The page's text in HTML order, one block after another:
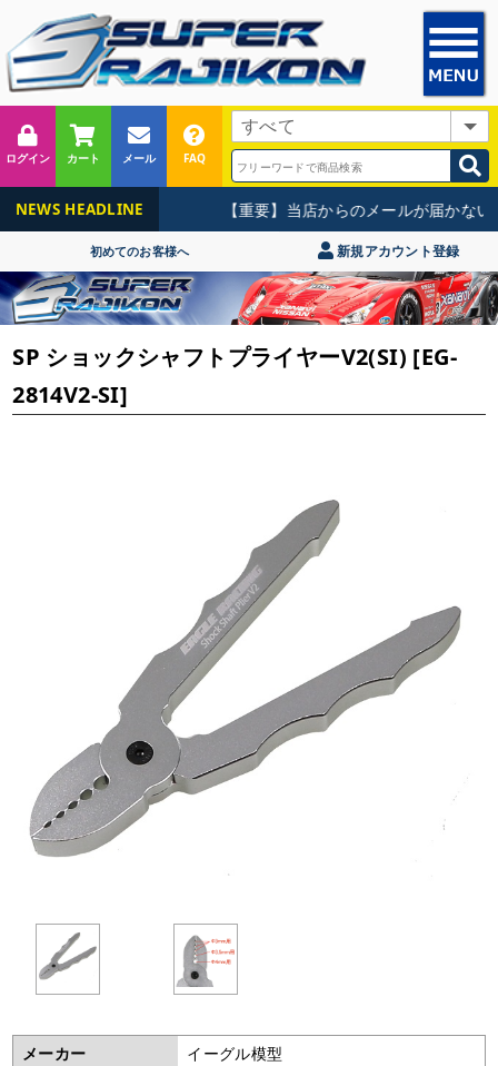
ログイン カート メール FAQ
NEWS HEADLINE 【重要】当店からのメールが届かない
初めてのお客様へ 新規アカウント登録
SP ショックシャフトプライヤーV2(SI) [EG-
2814V2-SI]
メーカー
イーグル模型